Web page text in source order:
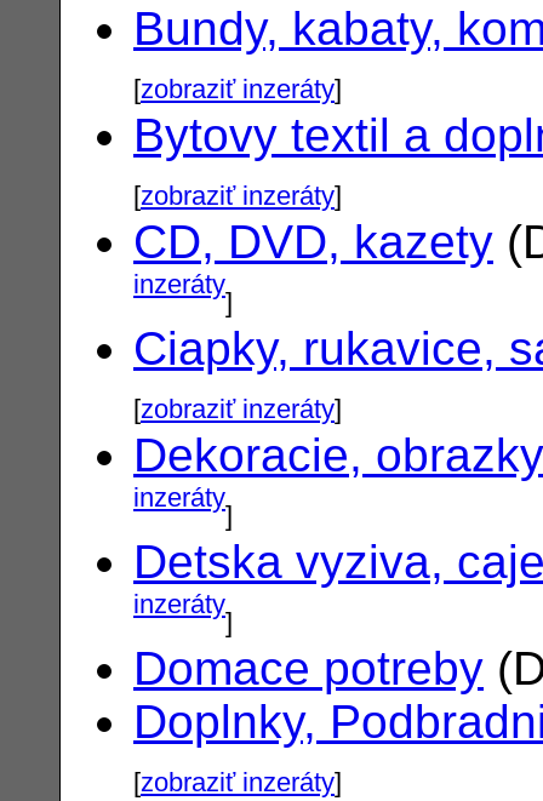
Bundy, kabaty,
[zobraziť inzeráty]
Bytovy textil a
[zobraziť inzeráty]
CD, DVD, kazety
inzeráty]
Ciapky, rukavice,
[zobraziť inzeráty]
Dekoracie, obrazky
inzeráty]
Detska vyziva,
inzeráty]
Domace potreby
Doplnky,
[zobraziť inzeráty]